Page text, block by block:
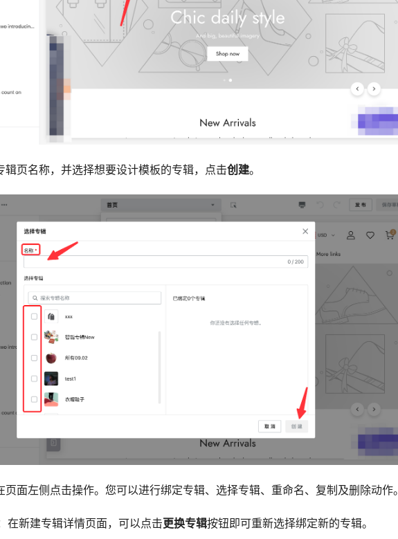
辑页名称，并选择想要设计模板的专辑，点击创建。
页面左侧点击操作。您可以进行绑定专辑、选择专辑、重命名、复制及删除动作。
在新建专辑详情页面，可以点击更换专辑按钮即可重新选择绑定新的专辑。